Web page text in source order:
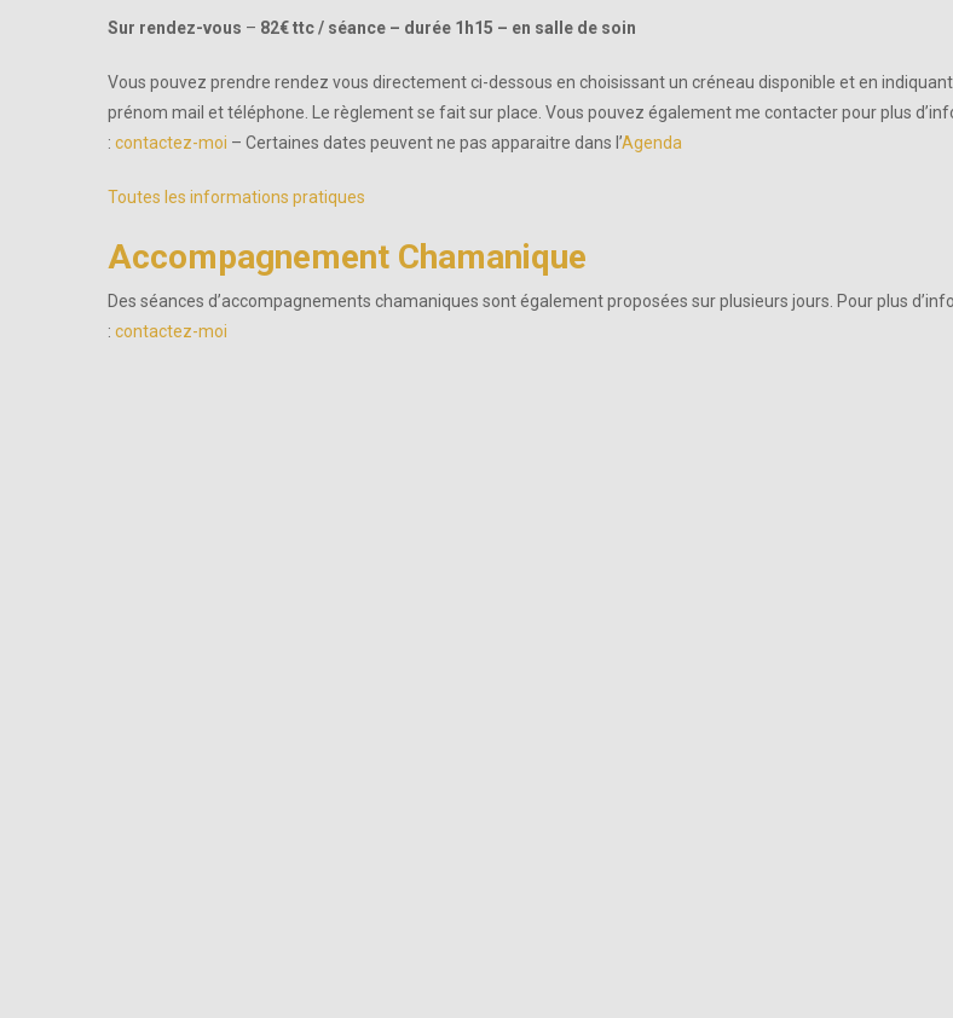
Sur rendez-vous – 82€ ttc / séance – durée 1h15 – en salle de soin
Vous pouvez prendre rendez vous directement ci-dessous en choisissant un créneau disponible et en
prénom mail et téléphone. Le règlement se fait sur place. Vous pouvez également me contacter pour plus
: contactez-moi – Certaines dates peuvent ne pas apparaitre dans l’Agenda
Toutes les informations pratiques
Accompagnement Chamanique
Des séances d’accompagnements chamaniques sont également proposées sur plusieurs jours. Pour plus
: contactez-moi